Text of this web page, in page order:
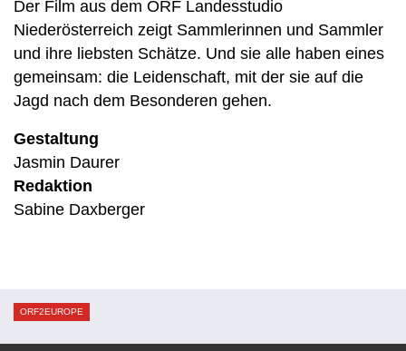
Der Film aus dem ORF Landesstudio
Niederösterreich zeigt Sammlerinnen und Sammler
und ihre liebsten Schätze. Und sie alle haben eines
gemeinsam: die Leidenschaft, mit der sie auf die
Jagd nach dem Besonderen gehen.
Gestaltung
Jasmin Daurer
Redaktion
Sabine Daxberger
ORF2EUROPE